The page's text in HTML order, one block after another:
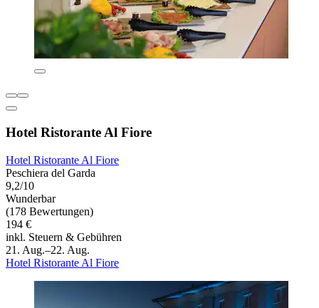
Hotel Ristorante Al Fiore
Hotel Ristorante Al Fiore
Peschiera del Garda
9,2/10
Wunderbar
(178 Bewertungen)
194 €
inkl. Steuern & Gebühren
21. Aug.–22. Aug.
Hotel Ristorante Al Fiore